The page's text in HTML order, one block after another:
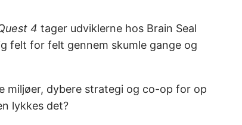
4 tager udviklerne hos Brain Seal
felt for felt gennem skumle gange og
miljøer, dybere strategi og co-op for op
lykkes det?